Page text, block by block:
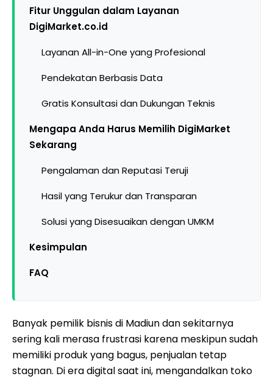
Fitur Unggulan dalam Layanan
DigiMarket.co.id
Layanan All-in-One yang Profesional
Pendekatan Berbasis Data
Gratis Konsultasi dan Dukungan Teknis
Mengapa Anda Harus Memilih DigiMarket
Sekarang
Pengalaman dan Reputasi Teruji
Hasil yang Terukur dan Transparan
Solusi yang Disesuaikan dengan UMKM
Kesimpulan
FAQ
Banyak pemilik bisnis di Madiun dan sekitarnya
sering kali merasa frustrasi karena meskipun sudah
memiliki produk yang bagus, penjualan tetap
stagnan. Di era digital saat ini, mengandalkan toko